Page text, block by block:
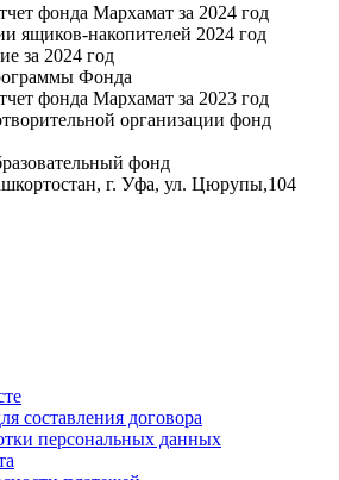
фонда Мархамат за 2024 год
ящиков-накопителей 2024 год
за 2024 год
Фонда
фонда Мархамат за 2023 год
организации фонд
фонд
г. Уфа, ул. Цюрупы,104
составления договора
персональных данных